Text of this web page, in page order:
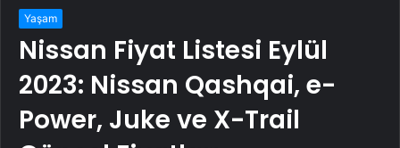
Yaşam
Nissan Fiyat Listesi Eylül
2023: Nissan Qashqai, e-
Power, Juke ve X-Trail